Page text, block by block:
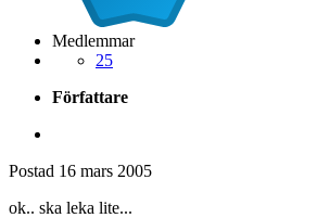
Medlemmar
25
Författare
Postad 16 mars 2005
ok.. ska leka lite...